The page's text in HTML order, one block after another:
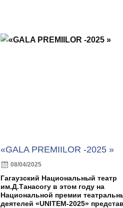
«GALA PREMIILOR -2025 »
08/04/2025
Гагаузский Национальный театр
им.Д.Танасогу в этом году на
Национальной премии
деятелей «UNITEM-2025»